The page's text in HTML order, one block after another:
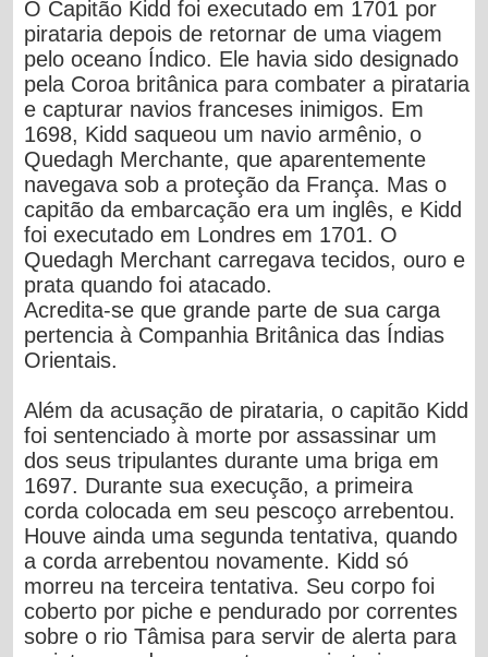
O Capitão Kidd foi executado em 1701 por
pirataria depois de retornar de uma viagem
pelo oceano Índico. Ele havia sido designado
pela Coroa britânica para combater a pirataria
e capturar navios franceses inimigos. Em
1698, Kidd saqueou um navio armênio, o
Quedagh Merchante, que aparentemente
navegava sob a proteção da França. Mas o
capitão da embarcação era um inglês, e Kidd
foi executado em Londres em 1701. O
Quedagh Merchant carregava tecidos, ouro e
prata quando foi atacado.
Acredita-se que grande parte de sua carga
pertencia à Companhia Britânica das Índias
Orientais.
Além da acusação de pirataria, o capitão Kidd
foi sentenciado à morte por assassinar um
dos seus tripulantes durante uma briga em
1697. Durante sua execução, a primeira
corda colocada em seu pescoço arrebentou.
Houve ainda uma segunda tentativa, quando
a corda arrebentou novamente. Kidd só
morreu na terceira tentativa. Seu corpo foi
coberto por piche e pendurado por correntes
sobre o rio Tâmisa para servir de alerta para